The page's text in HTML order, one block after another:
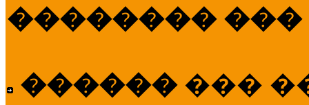
�������� ���
������ ���